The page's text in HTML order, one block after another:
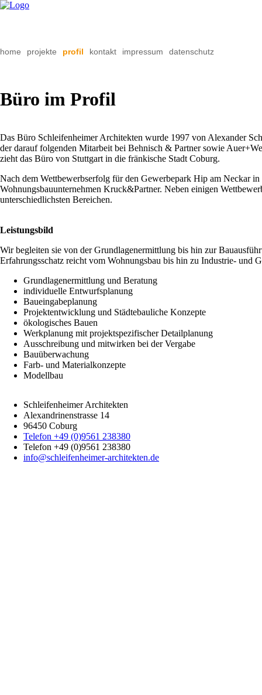
Navigation
home projekte profil kontakt impressum datenschutz
Büro im Profil
Das Büro Schleifenheimer Architekten wurde 1997 von Alexander
der darauf folgenden Mitarbeit bei Behnisch & Partner sowie
zieht das Büro von Stuttgart in die fränkische Stadt Coburg.
Nach dem Wettbewerbserfolg für den Gewerbepark Hip am Neckar
Wohnungsbauunternehmen Kruck&Partner. Neben einigen
unterschiedlichsten Bereichen.
Leistungsbild
Wir begleiten sie von der Grundlagenermittlung bis hin zur
Erfahrungsschatz reicht vom Wohnungsbau bis hin zu Industrie- und
Grundlagenermittlung und Beratung
individuelle Entwurfsplanung
Baueingabeplanung
Projektentwicklung und Städtebauliche Konzepte
ökologisches Bauen
Werkplanung mit projektspezifischer Detailplanung
Ausschreibung und mitwirken bei der Vergabe
Bauüberwachung
Farb- und Materialkonzepte
Modellbau
Schleifenheimer Architekten
Alexandrinenstrasse 14
96450 Coburg
Telefon +49 (0)9561 238380
Telefon +49 (0)9561 238380
info@schleifenheimer-architekten.de